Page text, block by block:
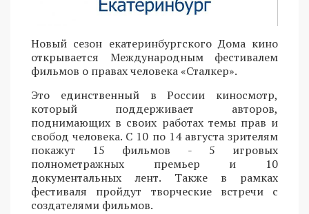
Новый сезон екатеринбургского Дома кино
открывается Международным фестивалем
фильмов о правах человека «Сталкер».
Это единственный в России киносмотр,
который поддерживает авторов,
поднимающих в своих работах темы прав и
свобод человека. С 10 по 14 августа зрителям
покажут 15 фильмов - 5 игровых
полнометражных премьер и 10
документальных лент. Также в рамках
фестиваля пройдут творческие встречи с
создателями фильмов.